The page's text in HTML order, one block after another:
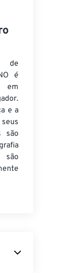
de
é
em
e a
são
são